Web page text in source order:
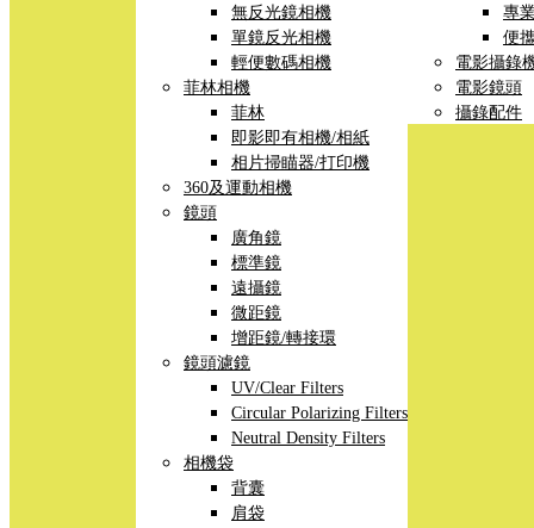
無反光鏡相機
單鏡反光相機
輕便數碼相機
菲林相機
菲林
即影即有相機/相紙
相片掃瞄器/打印機
360及運動相機
鏡頭
廣角鏡
標準鏡
遠攝鏡
微距鏡
增距鏡/轉接環
鏡頭濾鏡
UV/Clear Filters
Circular Polarizing Filters
Neutral Density Filters
相機袋
背囊
肩袋
專
便
電影攝錄
電影鏡頭
攝錄配件